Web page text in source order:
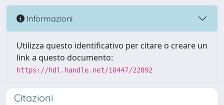
Informazioni
Utilizza questo identificativo per citare o creare un
link a questo documento:
https://hdl.handle.net/10447/22892
Citazioni